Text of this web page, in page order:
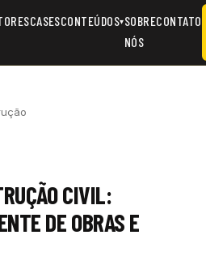
CASESCONTEÚDOS▾SOBRE
NÓS
CONTATO
CIVIL:
DE OBRAS E